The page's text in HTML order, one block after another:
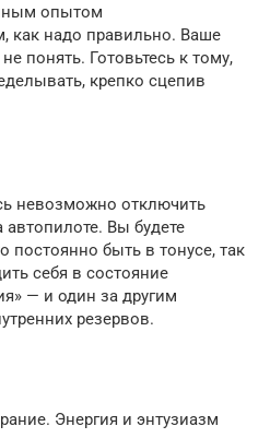
опытом
как надо правильно. Ваше
понять. Готовьтесь к тому,
крепко сцепив
невозможно отключить
автопилоте. Вы будете
быть в тонусе, так
себя в состояние
— и один за другим
резервов.
Энергия и энтузиазм